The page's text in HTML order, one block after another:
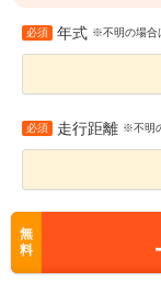
必須 年式 ※不明の場合
必須 走行距離 ※不明
無
料